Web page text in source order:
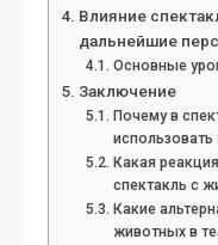
Влияние
дальнейшие
Основные
Заключение
Почему в
Какая
спектакль с
Какие
животных в